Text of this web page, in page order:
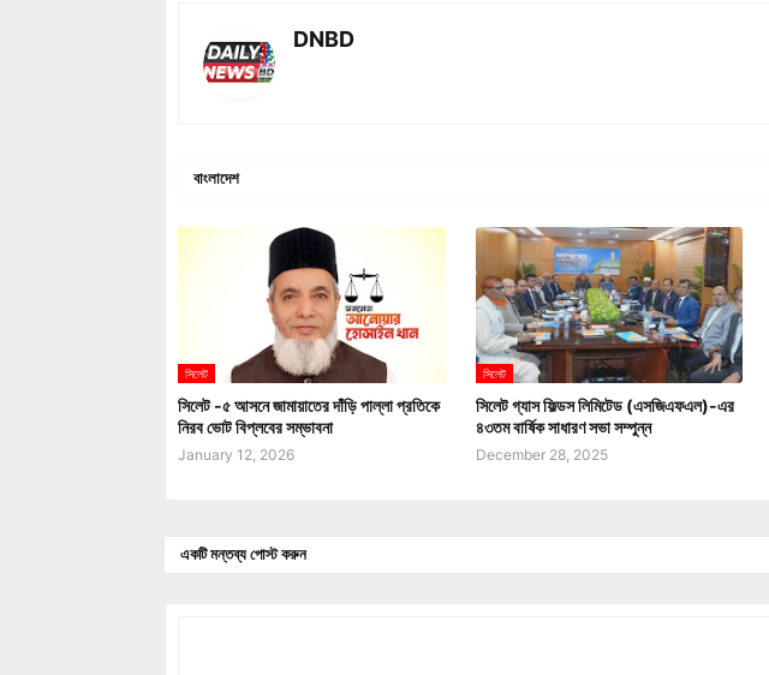
DNBD
বাংলাদেশ
সিলেট
সিলেট -৫ আসনে জামায়াতের দাঁড়ি পাল্লা প্রতিকে
নিরব ভোট বিপ্লবের সম্ভাবনা
January 12, 2026
সিলেট
সিলেট গ্যাস ফিল্ডস লিমিটেড (এসজিএফএল)-এর
৪৩তম বার্ষিক সাধারণ সভা সম্পুন্ন
December 28, 2025
একটি মন্তব্য পোস্ট করুন